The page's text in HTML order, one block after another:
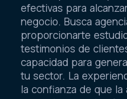
efectivas para
negocio. Busca
proporcionarte
testimonios de
capacidad para
tu sector. La
la confianza de que